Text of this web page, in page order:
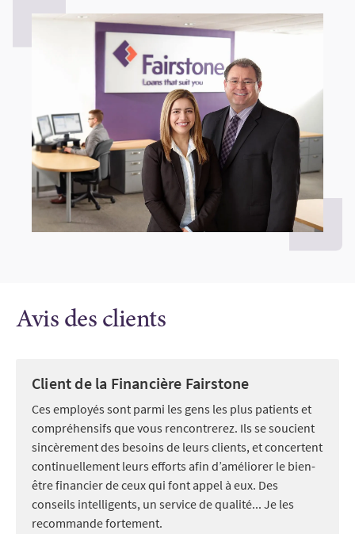
Avis des clients
Client de la Financière Fairstone
Ces employés sont parmi les gens les plus patients et
compréhensifs que vous rencontrerez. Ils se soucient
sincèrement des besoins de leurs clients, et concertent
continuellement leurs efforts afin d’améliorer le bien-
être financier de ceux qui font appel à eux. Des
conseils intelligents, un service de qualité... Je les
recommande fortement.